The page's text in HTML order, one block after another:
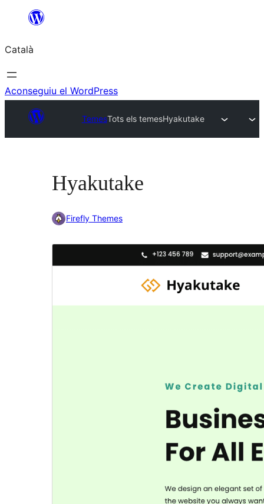
contingut
Català
Aconseguiu el WordPress
TemesTots els temesHyakutake
Hyakutake
Firefly Themes